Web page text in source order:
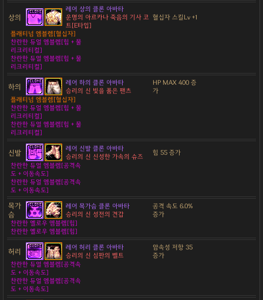
상의
레어 상의 클론 아바타
운명의 아르카나 죽음의 기사 코
트[E타입]
혈십자 스킬Lv +1
플래티넘 엠블렘[혈십자]
찬란한 듀얼 엠블렘[힘 + 물
리크리티컬]
찬란한 듀얼 엠블렘[힘 + 물
리크리티컬]
하의
레어 하의 클론 아바타
승리의 신 빛을 품은 팬츠
HP MAX 400 증
가
플래티넘 엠블렘[혈십자]
찬란한 듀얼 엠블렘[힘 + 물
리크리티컬]
찬란한 듀얼 엠블렘[힘 + 물
리크리티컬]
신발
레어 신발 클론 아바타
승리의 신 신성한 가속의 슈즈
힘 55 증가
찬란한 듀얼 엠블렘[공격속
도 + 이동속도]
찬란한 듀얼 엠블렘[공격속
도 + 이동속도]
목가
슴
레어 목가슴 클론 아바타
승리의 신 성전의 견갑
공격 속도 6.0%
증가
찬란한 옐로우 엠블렘[힘]
찬란한 옐로우 엠블렘[힘]
허리
레어 허리 클론 아바타
승리의 신 심판의 벨트
암속성 저항 35
증가
찬란한 듀얼 엠블렘[공격속
도 + 이동속도]
찬란한 듀얼 엠블렘[공격속
도 + 이동속도]